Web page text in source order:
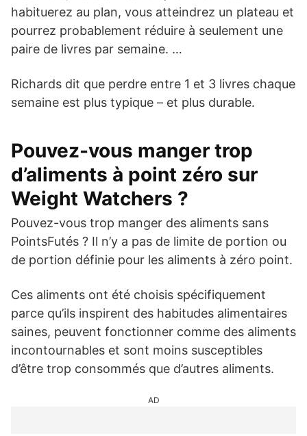
habituerez au plan, vous atteindrez un plateau et
pourrez probablement réduire à seulement une
paire de livres par semaine. …
Richards dit que perdre entre 1 et 3 livres chaque
semaine est plus typique – et plus durable.
Pouvez-vous manger trop
d’aliments à point zéro sur
Weight Watchers ?
Pouvez-vous trop manger des aliments sans
PointsFutés ? Il n’y a pas de limite de portion ou
de portion définie pour les aliments à zéro point.
Ces aliments ont été choisis spécifiquement
parce qu’ils inspirent des habitudes alimentaires
saines, peuvent fonctionner comme des aliments
incontournables et sont moins susceptibles
d’être trop consommés que d’autres aliments.
AD